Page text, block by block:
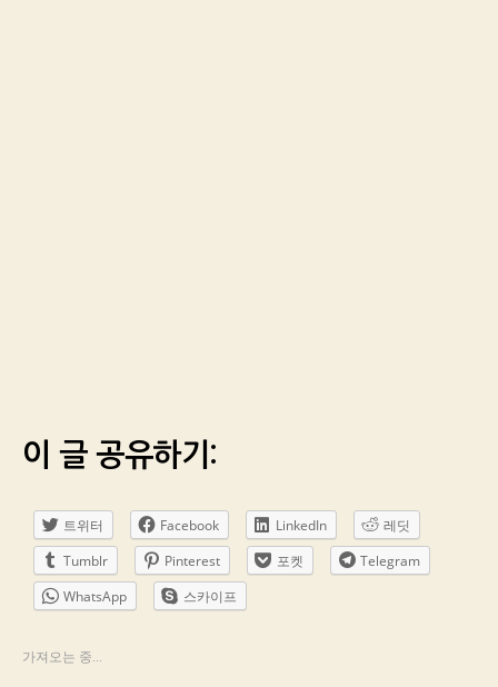
이 글 공유하기:
트위터 Facebook LinkedIn
레딧
Tumblr
Pinterest 포켓
Telegram
WhatsApp
스카이프
가져오는 중...